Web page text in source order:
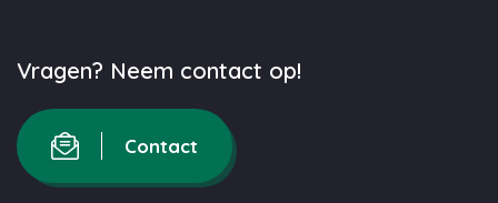
Vragen? Neem contact op!
Contact